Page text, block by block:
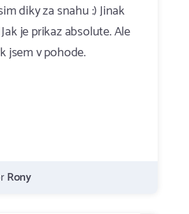
diky za snahu :) Jinak
je prikaz absolute. Ale
jsem v pohode.
Rony